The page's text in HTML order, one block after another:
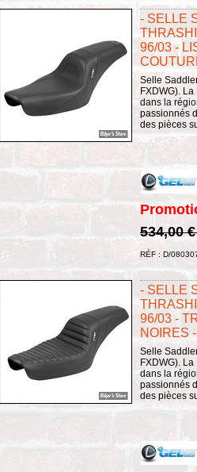
- SELLE
96/03 -
Selle
FXDWG).
dans la
passionnés
des pièces
534,00
RÉF : D/
- SELLE
96/03 -
NOIRES
Selle
FXDWG).
dans la
passionnés
des pièces